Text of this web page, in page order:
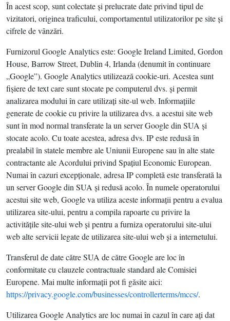
În acest scop, sunt colectate şi prelucrate date privind tipul de
vizitatori, originea traficului, comportamentul utilizatorilor pe site şi
cifrele de vânzări.
Furnizorul Google Analytics este: Google Ireland Limited, Gordon
House, Barrow Street, Dublin 4, Irlanda (denumit în continuare
„Google”). Google Analytics utilizează cookie-uri. Acestea sunt
fişiere de text care sunt stocate pe computerul dvs. şi permit
analizarea modului în care utilizaţi site-ul web. Informaţiile
generate de cookie cu privire la utilizarea dvs. a acestui site web
sunt în mod normal transferate la un server Google din SUA şi
stocate acolo. Cu toate acestea, adresa dvs. IP este redusă în
prealabil în statele membre ale Uniunii Europene sau în alte state
contractante ale Acordului privind Spaţiul Economic European.
Numai în cazuri excepţionale, adresa IP completă este transferată la
un server Google din SUA şi redusă acolo. În numele operatorului
acestui site web, Google va utiliza aceste informaţii pentru a evalua
utilizarea site-ului, pentru a compila rapoarte cu privire la
activităţile site-ului web şi pentru a furniza operatorului site-ului
web alte servicii legate de utilizarea site-ului web şi a internetului.
Transferul de date către SUA de către Google are loc în
conformitate cu clauzele contractuale standard ale Comisiei
Europene. Mai multe informaţii pot fi găsite aici:
https://privacy.google.com/businesses/controllerterms/mccs/.
Utilizarea Google Analytics are loc numai în cazul în care aţi dat